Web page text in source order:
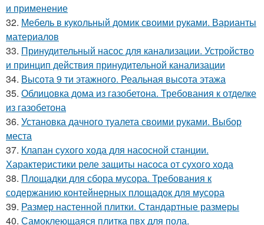
и применение
32. Мебель в кукольный домик своими руками. Варианты
материалов
33. Принудительный насос для канализации. Устройство
и принцип действия принудительной канализации
34. Высота 9 ти этажного. Реальная высота этажа
35. Облицовка дома из газобетона. Требования к отделке
из газобетона
36. Установка дачного туалета своими руками. Выбор
места
37. Клапан сухого хода для насосной станции.
Характеристики реле защиты насоса от сухого хода
38. Площадки для сбора мусора. Требования к
содержанию контейнерных площадок для мусора
39. Размер настенной плитки. Стандартные размеры
40. Самоклеющаяся плитка пвх для пола.